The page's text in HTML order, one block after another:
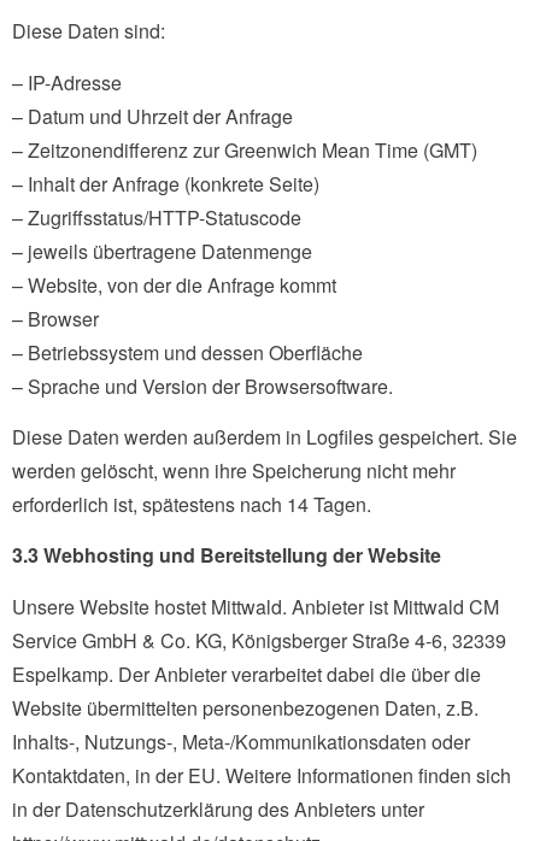
Diese Daten sind:
– IP-Adresse
– Datum und Uhrzeit der Anfrage
– Zeitzonendifferenz zur Greenwich Mean Time (GMT)
– Inhalt der Anfrage (konkrete Seite)
– Zugriffsstatus/HTTP-Statuscode
– jeweils übertragene Datenmenge
– Website, von der die Anfrage kommt
– Browser
– Betriebssystem und dessen Oberfläche
– Sprache und Version der Browsersoftware.
Diese Daten werden außerdem in Logfiles gespeichert. Sie
werden gelöscht, wenn ihre Speicherung nicht mehr
erforderlich ist, spätestens nach 14 Tagen.
3.3 Webhosting und Bereitstellung der Website
Unsere Website hostet Mittwald. Anbieter ist Mittwald CM
Service GmbH & Co. KG, Königsberger Straße 4-6, 32339
Espelkamp. Der Anbieter verarbeitet dabei die über die
Website übermittelten personenbezogenen Daten, z.B.
Inhalts-, Nutzungs-, Meta-/Kommunikationsdaten oder
Kontaktdaten, in der EU. Weitere Informationen finden sich
in der Datenschutzerklärung des Anbieters unter